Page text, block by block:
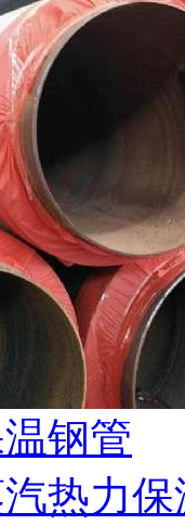
钢管
热力保